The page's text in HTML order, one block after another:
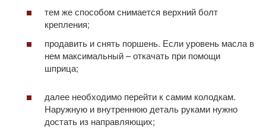
тем же способом снимается верхний болт
крепления;
продавить и снять поршень. Если уровень масла в
нем максимальный – откачать при помощи
шприца;
далее необходимо перейти к самим колодкам.
Наружную и внутреннюю деталь руками нужно
достать из направляющих;